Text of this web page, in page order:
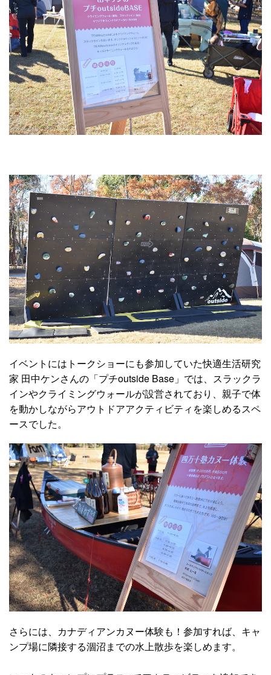
イベントにはトークショーにも参加していた快適生活研究
家 田中ケンさんの「プチoutside Base」では、スラックラ
インやクライミングウォールが設営されており、親子で体
を動かしながらアウトドアアクティビティを楽しめるスペ
ースでした。
さらには、カナディアンカヌー体験も！参加すれば、キャ
ンプ場に隣接する涸沼までの水上散歩を楽しめます。